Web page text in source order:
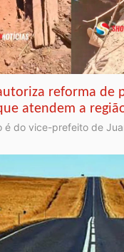
reforma de
atendem a
é do vice-prefeito de